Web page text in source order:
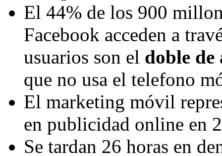
El 44% de los 900
Facebook acceden a
usuarios son el doble de
que no usa el telefono
El marketing móvil
en publicidad online en
Se tardan 26 horas en